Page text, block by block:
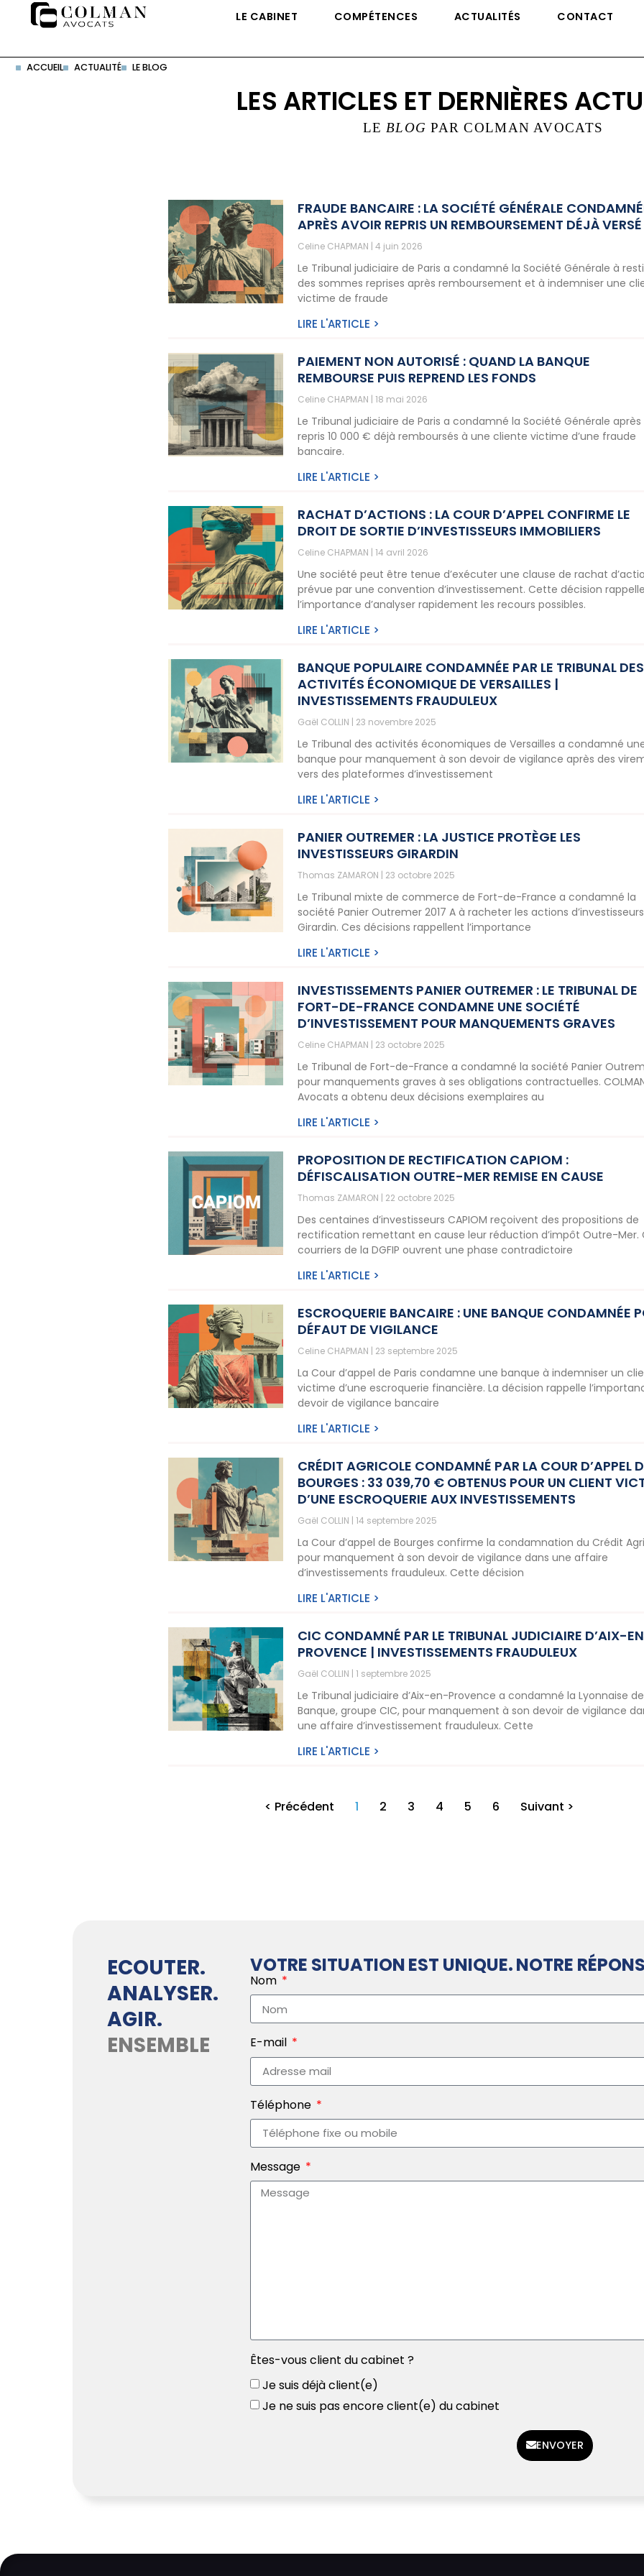
LE CABINET COMPÉTENCES ACTUALITÉS CONTACT
ACCUEIL ACTUALITÉ LE BLOG
LES ARTICLES ET DERNIÈRES
LE BLOGPAR COLMAN AVOCATS
FRAUDE BANCAIRE : LA SOCIÉTÉ GÉNÉRALE
APRÈS AVOIR REPRIS UN REMBOURSEMENT DÉJÀ VERSÉ
Celine CHAPMAN 4 juin 2026
Le Tribunal judiciaire de Paris a condamné la Société Générale à
des sommes reprises après remboursement et à indemniser une
victime de fraude
LIRE L'ARTICLE >
PAIEMENT NON AUTORISÉ : QUAND LA BANQUE
REMBOURSE PUIS REPREND LES FONDS
Celine CHAPMAN 18 mai 2026
Le Tribunal judiciaire de Paris a condamné la Société Générale après
repris 10 000 € déjà remboursés à une cliente victime d’une fraude
bancaire.
LIRE L'ARTICLE >
RACHAT D’ACTIONS : LA COUR D’APPEL CONFIRME LE
DROIT DE SORTIE D’INVESTISSEURS IMMOBILIERS
Celine CHAPMAN 14 avril 2026
Une société peut être tenue d’exécuter une clause de rachat
prévue par une convention d’investissement. Cette décision rappelle
l’importance d’analyser rapidement les recours possibles.
LIRE L'ARTICLE >
BANQUE POPULAIRE CONDAMNÉE PAR LE TRIBUNAL DES
ACTIVITÉS ÉCONOMIQUE DE VERSAILLES |
INVESTISSEMENTS FRAUDULEUX
Gaël COLLIN 23 novembre 2025
Le Tribunal des activités économiques de Versailles a condamné
banque pour manquement à son devoir de vigilance après des
vers des plateformes d’investissement
LIRE L'ARTICLE >
PANIER OUTREMER : LA JUSTICE PROTÈGE LES
INVESTISSEURS GIRARDIN
Thomas ZAMARON 23 octobre 2025
Le Tribunal mixte de commerce de Fort-de-France a condamné la
société Panier Outremer 2017 A à racheter les actions d’investisseurs
Girardin. Ces décisions rappellent l’importance
LIRE L'ARTICLE >
INVESTISSEMENTS PANIER OUTREMER : LE TRIBUNAL DE
FORT-DE-FRANCE CONDAMNE UNE SOCIÉTÉ
D’INVESTISSEMENT POUR MANQUEMENTS GRAVES
Celine CHAPMAN 23 octobre 2025
Le Tribunal de Fort-de-France a condamné la société Panier
pour manquements graves à ses obligations contractuelles.
Avocats a obtenu deux décisions exemplaires au
LIRE L'ARTICLE >
PROPOSITION DE RECTIFICATION CAPIOM :
DÉFISCALISATION OUTRE-MER REMISE EN CAUSE
Thomas ZAMARON 22 octobre 2025
Des centaines d’investisseurs CAPIOM reçoivent des propositions de
rectification remettant en cause leur réduction d’impôt Outre-Mer.
courriers de la DGFIP ouvrent une phase contradictoire
LIRE L'ARTICLE >
ESCROQUERIE BANCAIRE : UNE BANQUE CONDAMNÉE
DÉFAUT DE VIGILANCE
Celine CHAPMAN 23 septembre 2025
La Cour d’appel de Paris condamne une banque à indemniser un
victime d’une escroquerie financière. La décision rappelle
devoir de vigilance bancaire
LIRE L'ARTICLE >
CRÉDIT AGRICOLE CONDAMNÉ PAR LA COUR D’APPEL
BOURGES : 33 039,70 € OBTENUS POUR UN CLIENT
D’UNE ESCROQUERIE AUX INVESTISSEMENTS
Gaël COLLIN 14 septembre 2025
La Cour d’appel de Bourges confirme la condamnation du Crédit
pour manquement à son devoir de vigilance dans une affaire
d’investissements frauduleux. Cette décision
LIRE L'ARTICLE >
CIC CONDAMNÉ PAR LE TRIBUNAL JUDICIAIRE D’AIX-
PROVENCE | INVESTISSEMENTS FRAUDULEUX
Gaël COLLIN 1 septembre 2025
Le Tribunal judiciaire d’Aix-en-Provence a condamné la Lyonnaise de
Banque, groupe CIC, pour manquement à son devoir de vigilance
une affaire d’investissement frauduleux. Cette
LIRE L'ARTICLE >
< Précédent 1 2 3 4 5 6 Suivant >
ECOUTER.
ANALYSER.
AGIR.
ENSEMBLE
VOTRE SITUATION EST UNIQUE. NOTRE
Nom
E-mail
Téléphone
Message
Êtes-vous client du cabinet ?
Je suis déjà client(e)
Je ne suis pas encore client(e) du cabinet
ENVOYER